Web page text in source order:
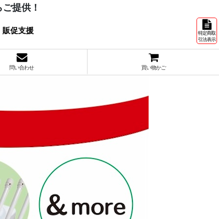
提供！
促支援
特定商取
引法表示
問い合わせ 買い物かご